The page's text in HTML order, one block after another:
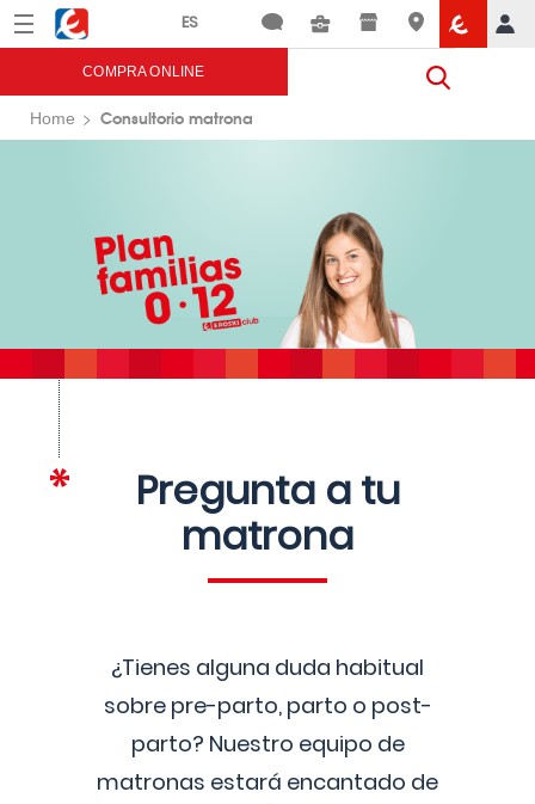
Menú Eroski
COMPRA ONLINE
Home Consultorio matrona
Pregunta a tu
matrona
¿Tienes alguna duda habitual
sobre pre-parto, parto o post-
parto? Nuestro equipo de
matronas estará encantado de